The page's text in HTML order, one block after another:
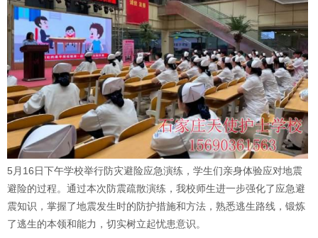
5月16日下午学校举行防灾避险应急演练，学生们亲身体验应对地震
避险的过程。通过本次防震疏散演练，我校师生进一步强化了应急避
震知识，掌握了地震发生时的防护措施和方法，熟悉逃生路线，锻炼
了逃生的本领和能力，切实树立起忧患意识。